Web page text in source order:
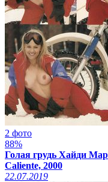
2 фото
88%
Голая грудь Хайди
Caliente, 2000
22.07.2019